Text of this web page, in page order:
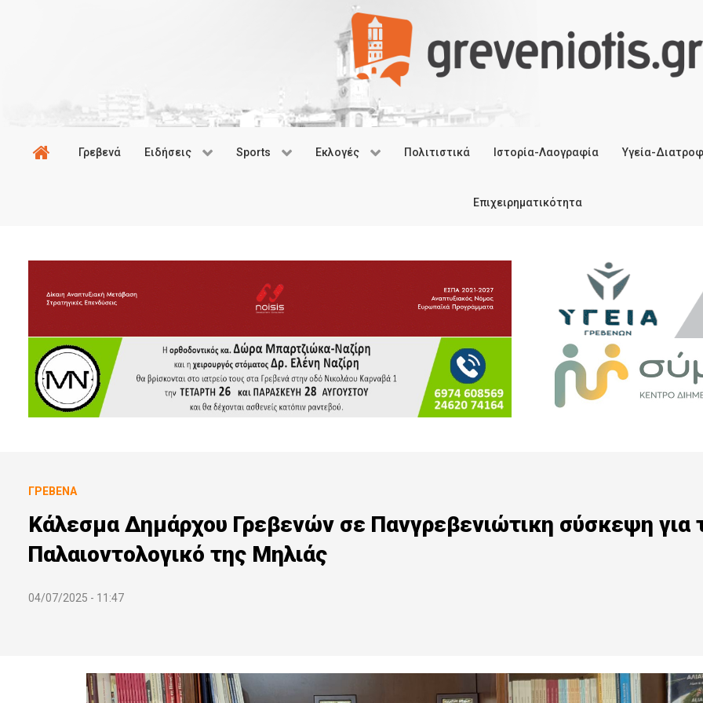
Γρεβενά Ειδήσεις Sports Εκλογές Πολιτιστικά Ιστορία-Λαογραφία Υγεία-
Επιχειρηματικότητα
ΓΡΕΒΕΝΆ
Κάλεσμα Δημάρχου Γρεβενών σε Πανγρεβενιώτικη σύσκεψη για
Παλαιοντολογικό της Μηλιάς
04/07/2025 - 11:47